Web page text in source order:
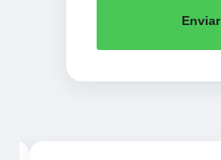
Enviar